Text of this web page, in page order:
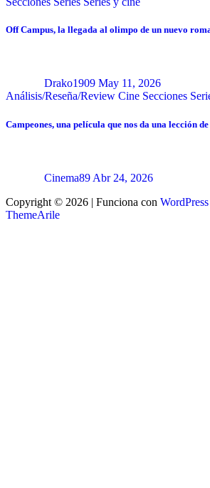
Off Campus, la llegada al olimpo de un nuevo
Drako1909 May 11, 2026
Análisis/Reseña/Review Cine Secciones
Campeones, una película que nos da una lección
Cinema89 Abr 24, 2026
Copyright © 2026 | Funciona con WordPress
ThemeArile